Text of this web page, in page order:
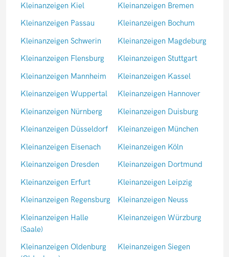
Kleinanzeigen Kiel
Kleinanzeigen Bremen
Kleinanzeigen Passau
Kleinanzeigen Bochum
Kleinanzeigen Schwerin
Kleinanzeigen Magdeburg
Kleinanzeigen Flensburg
Kleinanzeigen Stuttgart
Kleinanzeigen Mannheim
Kleinanzeigen Kassel
Kleinanzeigen Wuppertal
Kleinanzeigen Hannover
Kleinanzeigen Nürnberg
Kleinanzeigen Duisburg
Kleinanzeigen Düsseldorf
Kleinanzeigen München
Kleinanzeigen Eisenach
Kleinanzeigen Köln
Kleinanzeigen Dresden
Kleinanzeigen Dortmund
Kleinanzeigen Erfurt
Kleinanzeigen Leipzig
Kleinanzeigen Regensburg
Kleinanzeigen Neuss
Kleinanzeigen Halle
(Saale)
Kleinanzeigen Würzburg
Kleinanzeigen Oldenburg
Kleinanzeigen Siegen